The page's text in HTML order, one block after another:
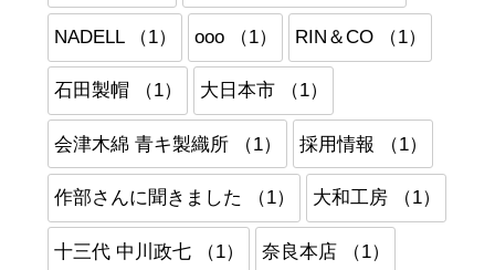
NADELL （1） ooo （1） RIN＆CO （1）
石田製帽 （1） 大日本市 （1）
会津木綿 青キ製織所 （1） 採用情報 （1）
作部さんに聞きました （1） 大和工房 （1）
十三代 中川政七 （1） 奈良本店 （1）